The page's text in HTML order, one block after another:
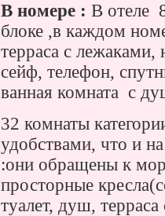
В номере : В отеле
блоке ,в каждом
терраса с
сейф, телефон,
ванная комната с
32 комнаты
удобствами, что и
:они обращены к
просторные
туалет, душ,